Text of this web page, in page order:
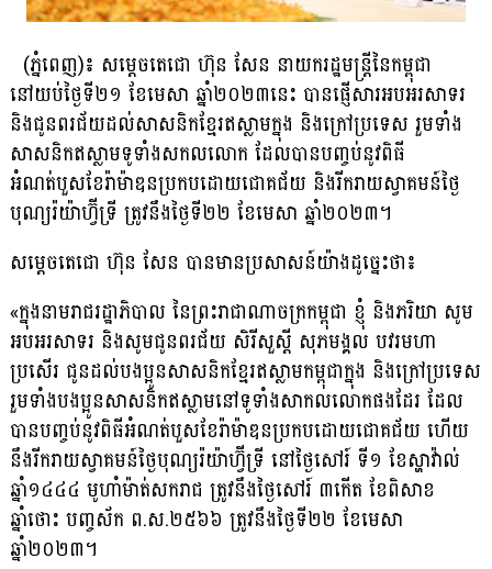
(ភ្នំពេញ)៖ សម្ដេចតេជោ ហ៊ុន សែន នាយករដ្ឋមន្ដ្រីនៃកម្ពុជា
នៅយប់ថ្ងៃទី២១ ខែមេសា ឆ្នាំ២០២៣នេះ បានផ្ញើសារអបអរសាទរ
និងជូនពរជ័យដល់សាសនិកខ្មែរឥស្លាមក្នុង និងក្រៅប្រទេស រួមទាំង
សាសនិកឥស្លាមទូទាំងសកលលោក ដែលបានបញ្ចប់នូវពិធី
អំណត់បួសខែរ៉ាម៉ាឌនប្រកបដោយជោគជ័យ និងរីករាយស្វាគមន៍ថ្ងៃ
បុណ្យរ៉យ៉ាហ្វ៊ីទ្រី ត្រូវនឹងថ្ងៃទី២២ ខែមេសា ឆ្នាំ២០២៣។
សម្ដេចតេជោ ហ៊ុន សែន បានមានប្រសាសន៍យ៉ាងដូច្នេះថា៖
«ក្នុងនាមរាជរដ្ឋាភិបាល នៃព្រះរាជាណាចក្រកម្ពុជា ខ្ញុំ និងភរិយា សូម
អបអរសាទរ និងសូមជូនពរជ័យ សិរីសួស្ដី សុភមង្គល បវរមហា
ប្រសើរ ជូនដល់បងប្អូនសាសនិកខ្មែរឥស្លាមកម្ពុជាក្នុង និងក្រៅប្រទេស
រួមទាំងបងប្អូនសាសនិកឥស្លាមនៅទូទាំងសាកលលោកផងដែរ ដែល
បានបញ្ចប់នូវពិធីអំណត់បួសខែរ៉ាម៉ាឌនប្រកបដោយជោគជ័យ ហេីយ
នឹងរីករាយស្វាគមន៍ថ្ងៃបុណ្យរ៉យ៉ាហ្វ៊ីទ្រី នៅថ្ងៃសៅរ៍ ទី១ ខែស្ហាវ៉ាល់
ឆ្នាំ១៤៤៤ មូហាំម៉ាត់សករាជ ត្រូវនឹងថ្ងៃសៅរ៍ ៣កើត ខែពិសាខ
ឆ្នាំថោះ បញ្ចស័ក ព.ស.២៥៦៦ ត្រូវនឹងថ្ងៃទី២២ ខែមេសា
ឆ្នាំ២០២៣។